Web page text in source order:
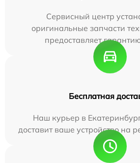
Сервисный центр
оригинальные запчасти
предоставляет
Бесплатная
Наш курьер в
доставит ваше устройство на